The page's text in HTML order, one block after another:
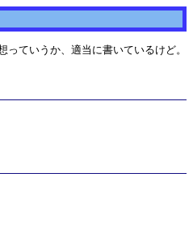
っていうか、適当に書いているけど。